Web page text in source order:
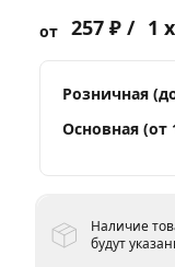
от 257 ₽ / 1
Розничная
Основная (от
Наличие
будут